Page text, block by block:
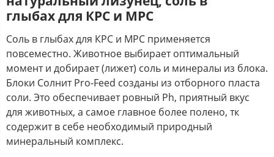
глыбах для КРС и МРС
Соль в глыбах для КРС и МРС применяется
повсеместно. Животное выбирает оптимальный
момент и добирает (лижет) соль и минералы из блока.
Блоки Солнит Pro-Feed созданы из отборного пласта
соли. Это обеспечивает ровный Ph, приятный вкус
для животных, а самое главное более полено, тк
содержит в себе необходимый природный
минеральный комплекс.